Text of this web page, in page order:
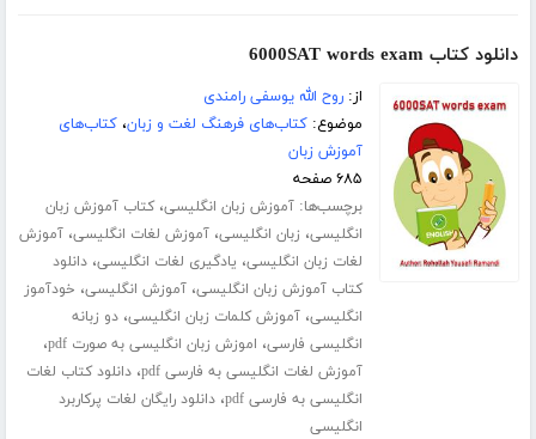
دانلود کتاب 6000SAT words exam
از:روح الله یوسفی رامندی
موضوع:کتاب‌های فرهنگ لغت و زبان،کتاب‌های
آموزش زبان
۶۸۵ صفحه
برچسب‌ها:آموزش زبان انگلیسی،کتاب آموزش زبان
انگلیسی، زبان انگلیسی،آموزش لغات انگلیسی،آموزش
لغات زبان انگلیسی، یادگیری لغات انگلیسی،دانلود
کتاب آموزش زبان انگلیسی،آموزش انگلیسی، خودآموز
انگلیسی،آموزش کلمات زبان انگلیسی،دو زبانه
انگلیسی فارسی، اموزش زبان انگلیسی به صورت pdf ،
آموزش لغات انگلیسی به فارسی pdf ،دانلود کتاب لغات
انگلیسی به فارسی pdf
،دانلود رایگان لغات پرکاربرد
انگلیسی